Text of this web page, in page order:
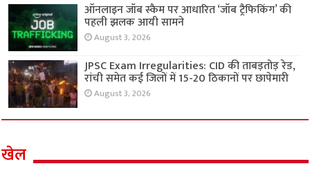
ऑनलाइन जॉब स्कैम पर आधारित ‘जॉब ट्रैफिकिंग’ की
पहली झलक आयी सामने
August 3, 2026
JPSC Exam Irregularities: CID की ताबड़तोड़ रेड,
रांची समेत कई जिलों में 15-20 ठिकानों पर छापेमारी
August 3, 2026
खेल